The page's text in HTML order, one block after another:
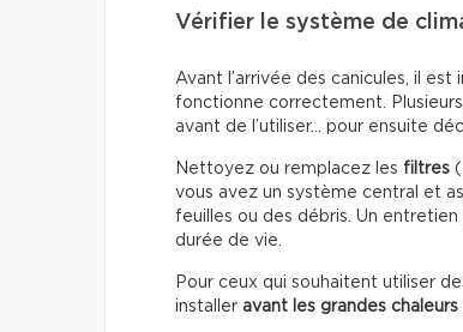
Vérifier le système de
Avant l’arrivée des canicules, il
fonctionne correctement.
avant de l’utiliser… pour ensuite
Nettoyez ou remplacez les filtres
vous avez un système central et
feuilles ou des débris. Un
durée de vie.
Pour ceux qui souhaitent utiliser
installer avant les grandes chaleurs